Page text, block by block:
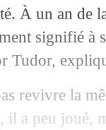
À un an de
signifié à
Tudor,
revivre la
il a peu joué,
au Havre
Taremi
le deal